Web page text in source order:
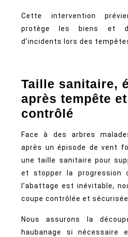
Cette intervention
protège les biens et
d’incidents lors des
Taille sanitaire,
après tempête
contrôlé
Face à des arbres
après un épisode de vent
une taille sanitaire pour
et stopper la progression
l’abattage est inévitable,
coupe contrôlée et
Nous assurons la
haubanage si nécessaire